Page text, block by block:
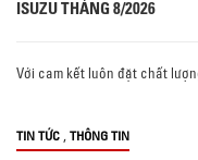
ISUZU THÁNG 8/2026
Với cam kết luôn đặt chất
TIN TỨC , THÔNG TIN